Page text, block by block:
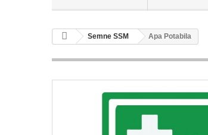
Semne SSM Apa Potabila